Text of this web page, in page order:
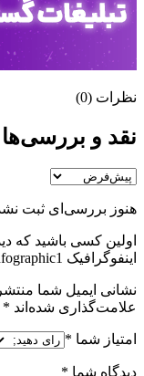
نظرات (0)
نقد و بررسی‌ها
هنوز بررسی‌ای ثبت
اولین کسی باشید که
اینفوگرافیک psd.infographic1”
نشانی ایمیل شما
علامت‌گذاری شده‌اند *
امتیاز شما *
دیدگاه شما *